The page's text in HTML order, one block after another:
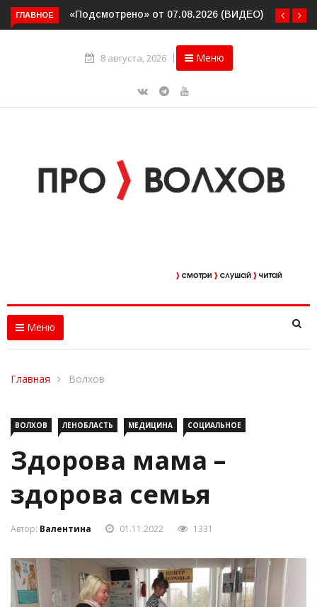
ГЛАВНОЕ «Подсмотрено» от 07.08.2026 (ВИДЕО)
8 августа, 2026 Меню
Меню
Главная Волхов
ВОЛХОВ ЛЕНОБЛАСТЬ МЕДИЦИНА СОЦИАЛЬНОЕ
Здорова мама –
здорова семья
Автор: Валентина 01.11.2022 1331